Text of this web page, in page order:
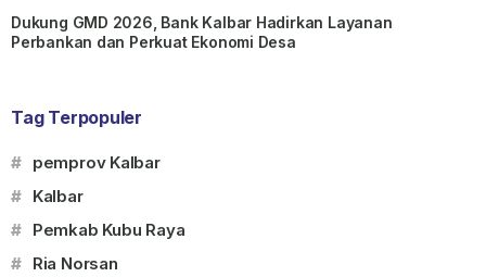
Dukung GMD 2026, Bank Kalbar Hadirkan Layanan
Perbankan dan Perkuat Ekonomi Desa
Tag Terpopuler
# pemprov Kalbar
# Kalbar
# Pemkab Kubu Raya
# Ria Norsan